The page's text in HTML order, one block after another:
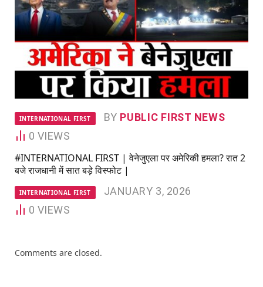
INTERNATIONAL FIRST BY PUBLIC FIRST NEWS
0 VIEWS
#INTERNATIONAL FIRST | वेनेजुएला पर अमेरिकी हमला? रात 2
बजे राजधानी में सात बड़े विस्फोट |
INTERNATIONAL FIRST
JANUARY 3, 2026
0 VIEWS
Comments are closed.